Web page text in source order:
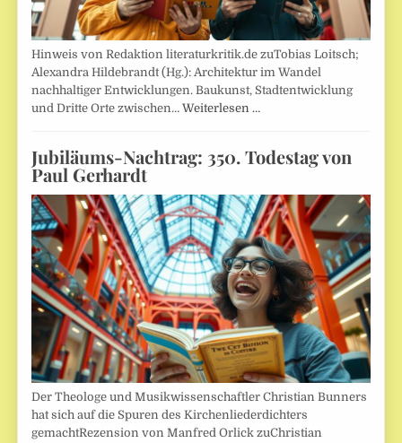
Hinweis von Redaktion literaturkritik.de zuTobias Loitsch;
Alexandra Hildebrandt (Hg.): Architektur im Wandel
nachhaltiger Entwicklungen. Baukunst, Stadtentwicklung
und Dritte Orte zwischen…Weiterlesen …
Jubiläums-Nachtrag: 350. Todestag von
Paul Gerhardt
Der Theologe und Musikwissenschaftler Christian Bunners
hat sich auf die Spuren des Kirchenliederdichters
gemachtRezension von Manfred Orlick zuChristian